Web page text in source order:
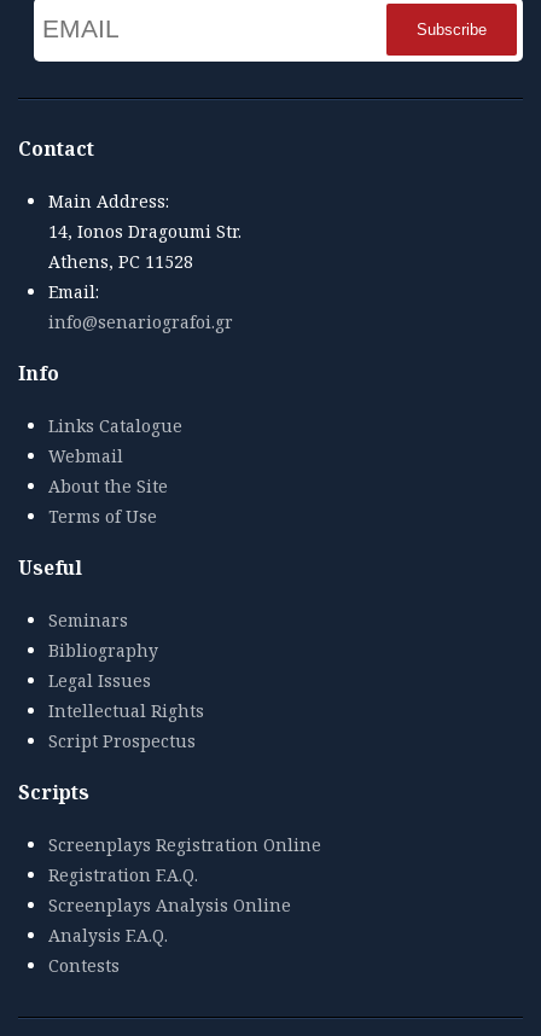
Name
Contact
Main Address:
14, Ionos Dragoumi Str.
Athens, PC 11528
Email:
info@senariografoi.gr
Info
Links Catalogue
Webmail
About the Site
Terms of Use
Useful
Seminars
Bibliography
Legal Issues
Intellectual Rights
Script Prospectus
Scripts
Screenplays Registration Online
Registration F.A.Q.
Screenplays Analysis Online
Analysis F.A.Q.
Contests